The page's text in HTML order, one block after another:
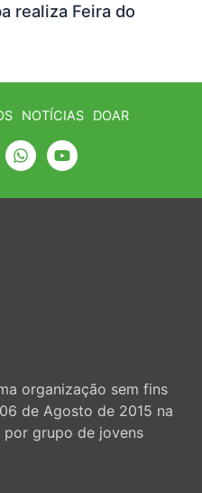
realiza Feira do
NOTÍCIAS DOAR
organização sem fins
de Agosto de 2015 na
por grupo de jovens